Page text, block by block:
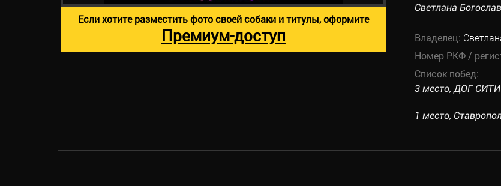
Светлана
Владелец:
Номер РКФ /
Список побед:
3 место, ДОГ СИТИ
1 место,
Если хотите разместить фото своей собаки и титулы, оформите
Премиум-доступ